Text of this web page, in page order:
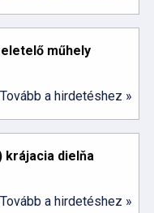
műhely
Tovább a hirdetéshez »
krájacia dielňa
Tovább a hirdetéshez »